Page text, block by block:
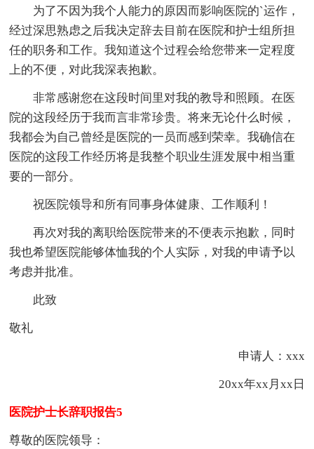
为了不因为我个人能力的原因而影响医院的`运作，
经过深思熟虑之后我决定辞去目前在医院和护士组所担
任的职务和工作。我知道这个过程会给您带来一定程度
上的不便，对此我深表抱歉。
非常感谢您在这段时间里对我的教导和照顾。在医
院的这段经历于我而言非常珍贵。将来无论什么时候，
我都会为自己曾经是医院的一员而感到荣幸。我确信在
医院的这段工作经历将是我整个职业生涯发展中相当重
要的一部分。
祝医院领导和所有同事身体健康、工作顺利！
再次对我的离职给医院带来的不便表示抱歉，同时
我也希望医院能够体恤我的个人实际，对我的申请予以
考虑并批准。
此致
敬礼
申请人：xxx
20xx年xx月xx日
医院护士长辞职报告5
尊敬的医院领导：